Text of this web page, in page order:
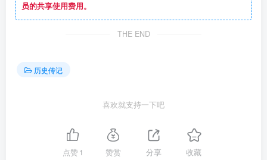
员的共享使用费用。
THE END
历史传记
喜欢就支持一下吧
点赞1 赞赏 分享 收藏